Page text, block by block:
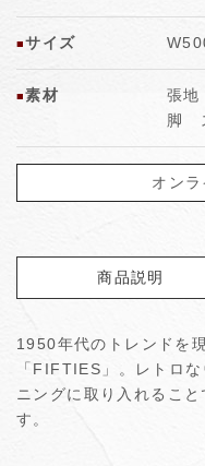
■サイズ
■素材
張
脚
オン
商品説明
1950年代のトレンドを
「FIFTIES」。レトロ
ニングに取り入れるこ
す。